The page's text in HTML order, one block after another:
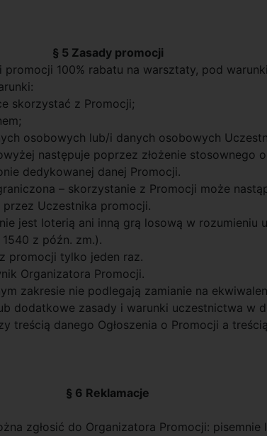
§ 5 Zasady promocji
100% rabatu na warsztaty, pod
skorzystać z Promocji;
osobowych lub/i danych osobowych
następuje poprzez złożenie stosownego
dedykowanej danej Promocji.
– skorzystanie z Promocji może
Uczestnika promocji.
jest loterią ani inną grą losową w
z późn. zm.).
promocji tylko jeden raz.
Organizatora Promocji.
zakresie nie podlegają zamianie na
dodatkowe zasady i warunki uczestnictwa w
treścią danego Ogłoszenia o Promocji a
§ 6 Reklamacje
zgłosić do Organizatora Promocji: pisemnie